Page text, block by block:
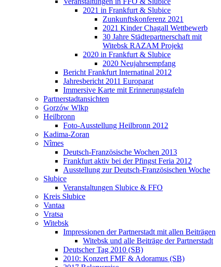
2021 in Frankfurt & Slubice
Zunkunftskonferenz 2021
2021 Kinder Chagall Wettbewerb
30 Jahre Städtepartnerschaft mit
Witebsk RAZAM Projekt
2020 in Frankfurt & Slubice
2020 Neujahrsempfang
Bericht Frankfurt Internatinal 2012
Jahresbericht 2011 Europarat
Immersive Karte mit Erinnerungstafeln
Partnerstadtansichten
Gorzów Wlkp
Heilbronn
Foto-Ausstellung Heilbronn 2012
Kadima-Zoran
Nîmes
Deutsch-Französische Wochen 2013
Frankfurt aktiv bei der Pfingst Feria 2012
Ausstellung zur Deutsch-Französischen Woche
Słubice
Veranstaltungen Slubice & FFO
Kreis Słubice
Vantaa
Vratsa
Witebsk
Impressionen der Partnerstadt mit allen Beiträgen
Witebsk und alle Beiträge der Partnerstadt
Deutscher Tag 2010 (SB)
2010: Konzert FMF & Adoramus (SB)